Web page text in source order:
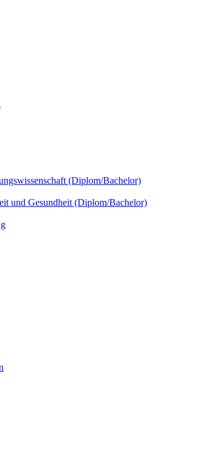
(Diplom/Bachelor)
und Gesundheit (Diplom/Bachelor)